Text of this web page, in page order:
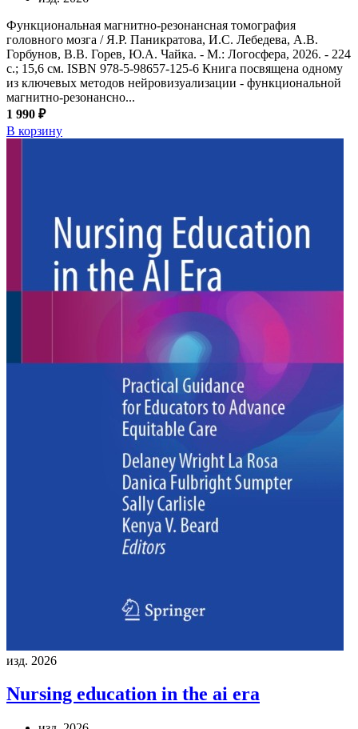
Функциональная магнитно-резонансная томография
головного мозга / Я.Р. Паникратова, И.С. Лебедева, А.В.
Горбунов, В.В. Горев, Ю.А. Чайка. - М.: Логосфера, 2026. - 224
с.; 15,6 см. ISBN 978-5-98657-125-6 Книга посвящена одному
из ключевых методов нейровизуализации - функциональной
магнитно-резонансно...
1 990 ₽
В корзину
изд. 2026
Nursing education in the ai era